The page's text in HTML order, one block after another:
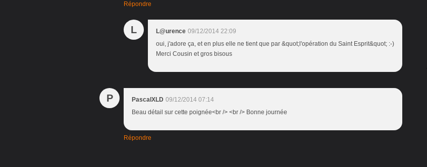
Répondre
L L@urence 09/12/2014 22:09
oui, j'adore ça, et en plus elle ne tient que par &quot;l'opération du Saint Esprit&quot; :-)
Merci Cousin et gros bisous
P PascalXLD 09/12/2014 07:14
Beau détail sur cette poignée<br /> <br /> Bonne journée
Répondre